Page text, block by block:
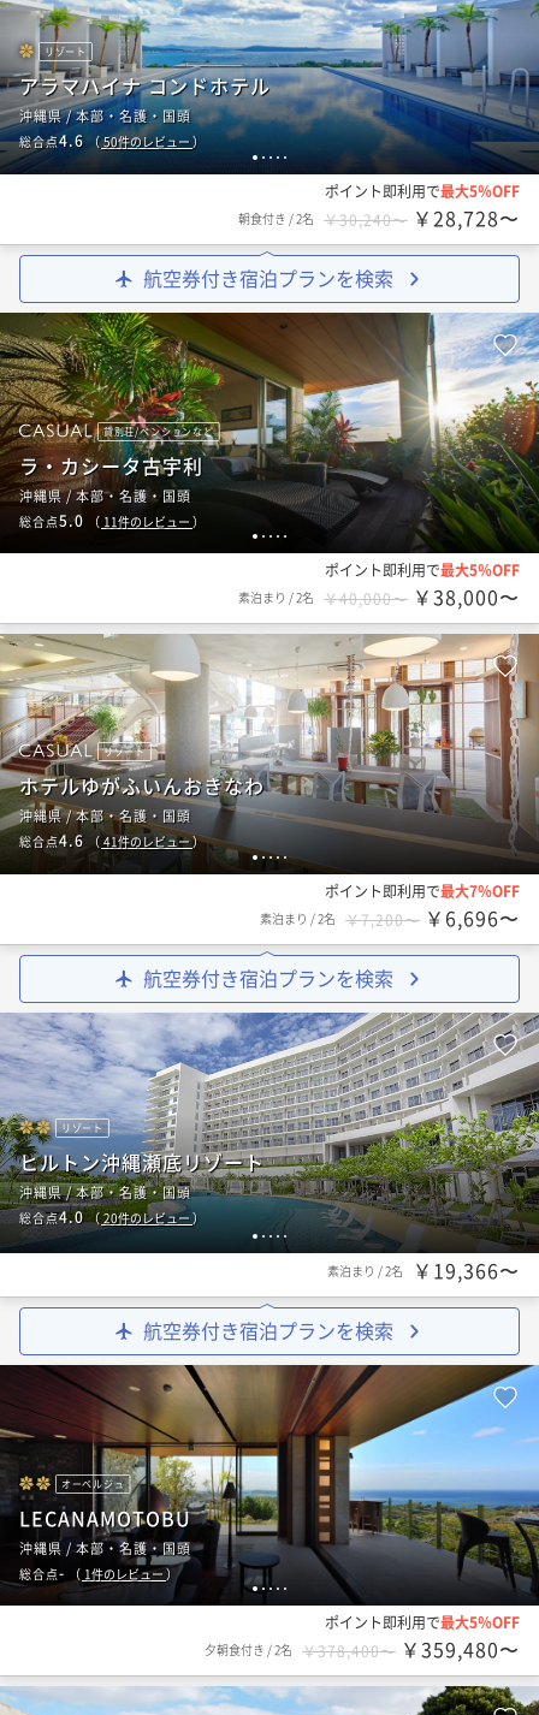
1 2 3 4 5
リゾート
アラマハイナ コンドホテル
沖縄県 / 本部・名護・国頭
総合点4.6 （50件のレビュー）
ポイント即利用で最大5％OFF
朝食付き /2名 ￥30,240〜 ￥28,728〜
航空券付き宿泊プランを検索
1 2 3 4 5
貸別荘/ペンションなど
ラ・カシータ古宇利
沖縄県 / 本部・名護・国頭
総合点5.0 （ 11件のレビュー ）
ポイント即利用で最大5％OFF
素泊まり /2名 ￥40,000〜 ￥38,000〜
12345
リゾート
ホテルゆがふいんおきなわ
沖縄県 / 本部・名護・国頭
総合点4.6 （ 41件のレビュー）
ポイント即利用で最大7％OFF
素泊まり /2名 ￥7,200〜 ￥6,696〜
航空券付き宿泊プランを検索
1 2 3 4 5
リゾート
ヒルトン沖縄瀬底リゾート
沖縄県 / 本部・名護・国頭
総合点4.0（20件のレビュー）
素泊まり /2名 ￥19,366〜
航空券付き宿泊プランを検索
1234 5
オーベルジュ
LECANAMOTOBU
沖縄県 / 本部・名護・国頭
総合点- （ 1件のレビュー ）
ポイント即利用で最大5％OFF
夕朝食付き /2名 ￥378,400〜 ￥359,480〜